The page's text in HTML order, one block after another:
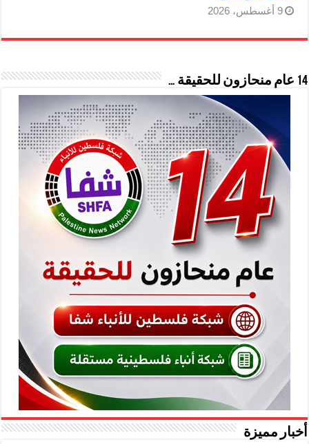
9 أغسطس، 2026
14 عام منحازون للحقيقة …
أخبار مميزة